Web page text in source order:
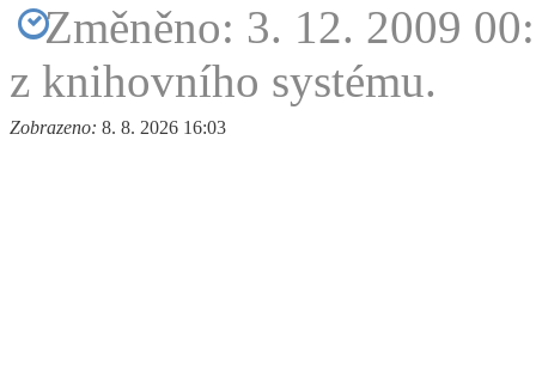
Změněno: 3. 12. 2009
z knihovního systému.
Zobrazeno: 8. 8. 2026 16:03